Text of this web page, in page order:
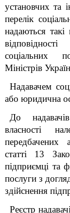
установчих та
перелік
надаються
соціальних
Міністрів
Надавачем
або юридична
До
власності
статті 13
підприємці та
послуги з
здійснення
Реєстр